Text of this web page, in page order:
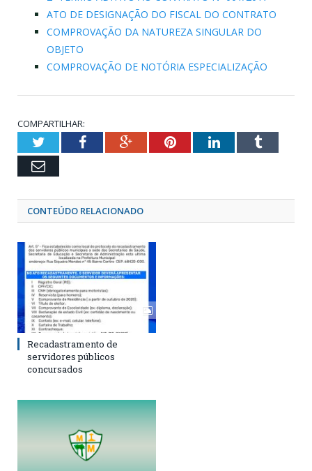
ATO DE DESIGNAÇÃO DO FISCAL DO CONTRATO
COMPROVAÇÃO DA NATUREZA SINGULAR DO
OBJETO
COMPROVAÇÃO DE NOTÓRIA ESPECIALIZAÇÃO
COMPARTILHAR:
TwitterFacebookGoogle+PinterestLinkedInTumblr
Email
CONTEÚDO RELACIONADO
Recadastramento de
servidores públicos
concursados